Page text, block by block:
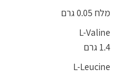
מלח 0.05 גרם
L-Valine
1.4 גרם
L-Leucine